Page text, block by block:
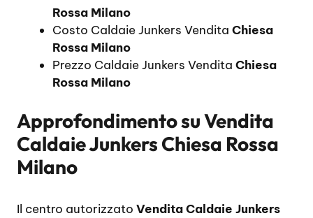
Rossa Milano
Costo Caldaie Junkers Vendita Chiesa
Rossa Milano
Prezzo Caldaie Junkers Vendita Chiesa
Rossa Milano
Approfondimento suVendita
Caldaie Junkers Chiesa Rossa
Milano
Il centro autorizzato Vendita Caldaie Junkers